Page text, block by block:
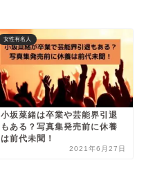
女性有名人
小坂菜緒は卒業や芸能界引退
もある？写真集発売前に休養
は前代未聞！
2021年6月27日